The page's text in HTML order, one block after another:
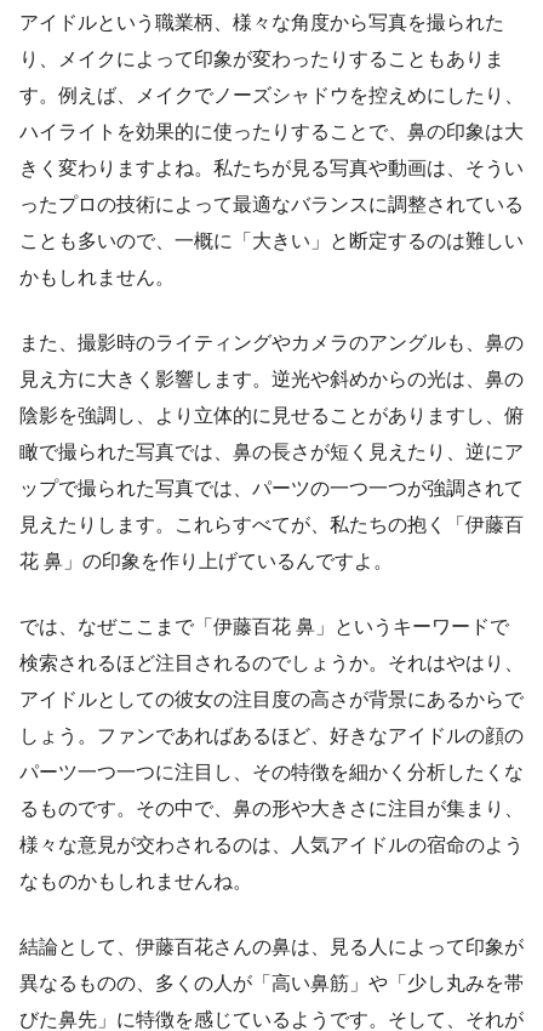
アイドルという職業柄、様々な角度から写真を撮られた
り、メイクによって印象が変わったりすることもありま
す。例えば、メイクでノーズシャドウを控えめにしたり、
ハイライトを効果的に使ったりすることで、鼻の印象は大
きく変わりますよね。私たちが見る写真や動画は、そうい
ったプロの技術によって最適なバランスに調整されている
ことも多いので、一概に「大きい」と断定するのは難しい
かもしれません。
また、撮影時のライティングやカメラのアングルも、鼻の
見え方に大きく影響します。逆光や斜めからの光は、鼻の
陰影を強調し、より立体的に見せることがありますし、俯
瞰で撮られた写真では、鼻の長さが短く見えたり、逆にア
ップで撮られた写真では、パーツの一つ一つが強調されて
見えたりします。これらすべてが、私たちの抱く「伊藤百
花 鼻」の印象を作り上げているんですよ。
では、なぜここまで「伊藤百花 鼻」というキーワードで
検索されるほど注目されるのでしょうか。それはやはり、
アイドルとしての彼女の注目度の高さが背景にあるからで
しょう。ファンであればあるほど、好きなアイドルの顔の
パーツ一つ一つに注目し、その特徴を細かく分析したくな
るものです。その中で、鼻の形や大きさに注目が集まり、
様々な意見が交わされるのは、人気アイドルの宿命のよう
なものかもしれませんね。
結論として、伊藤百花さんの鼻は、見る人によって印象が
異なるものの、多くの人が「高い鼻筋」や「少し丸みを帯
びた鼻先」に特徴を感じているようです。そして、それが